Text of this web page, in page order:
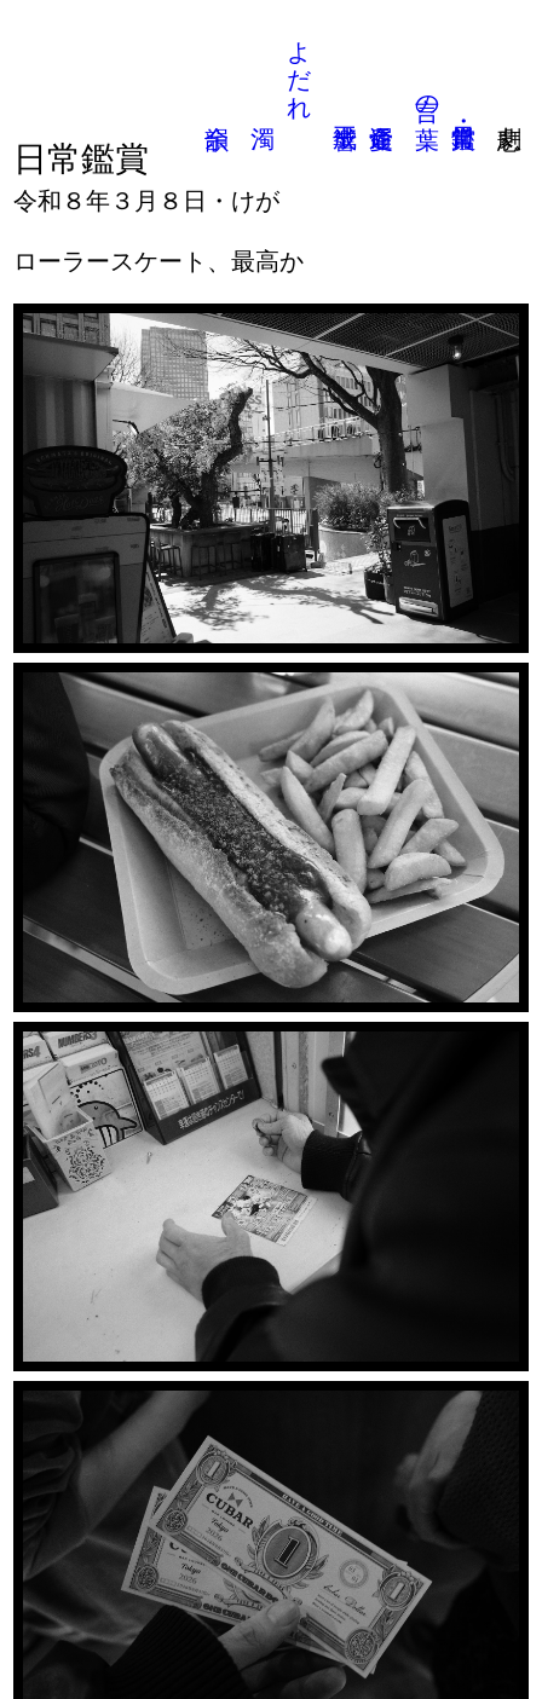
言の葉
よだれ
日常鑑賞
令和８年３月８日・けが
ローラースケート、最高か